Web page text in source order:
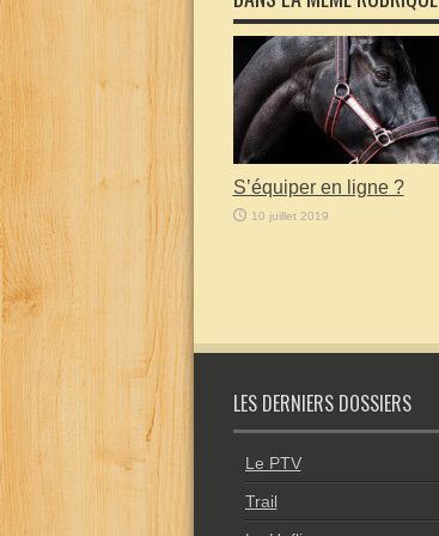
S’équiper en ligne ?
10 juillet 2019
LES DERNIERS DOSSIERS
Le PTV
Trail